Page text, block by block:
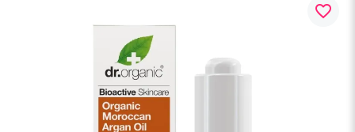
favorite_border